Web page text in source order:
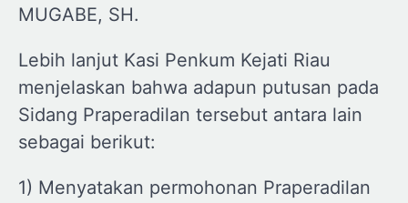
MUGABE, SH.
Lebih lanjut Kasi Penkum Kejati Riau
menjelaskan bahwa adapun putusan pada
Sidang Praperadilan tersebut antara lain
sebagai berikut:
1) Menyatakan permohonan Praperadilan